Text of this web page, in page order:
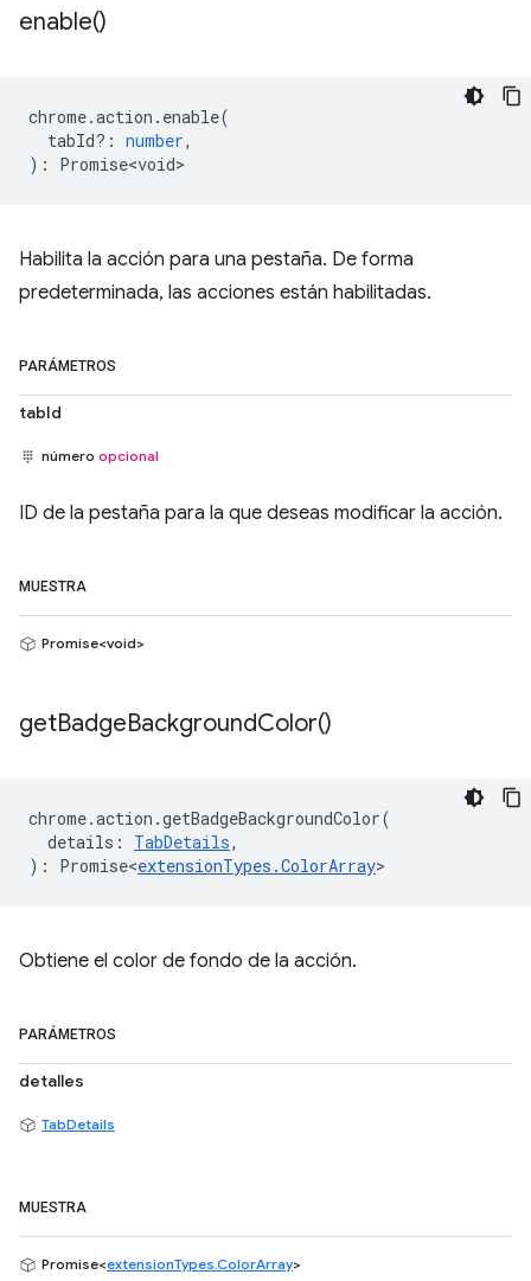
enable()
chrome.action . enable(
tabId? : number,
) : Promise<void>
Habilita la acción para una pestaña. De forma
predeterminada, las acciones están habilitadas.
PARÁMETROS
tabId
número opcional
ID de la pestaña para la que deseas modificar la acción.
MUESTRA
Promise<void>
getBadgeBackgroundColor()
chrome.action .getBadgeBackgroundColor(
details : TabDetails,
) : Promise<extensionTypes .ColorArray>
Obtiene el color de fondo de la acción.
PARÁMETROS
detalles
TabDetails
MUESTRA
Promise<extensionTypes.ColorArray>